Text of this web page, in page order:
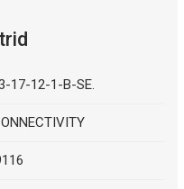
17-12-1-B-SE.